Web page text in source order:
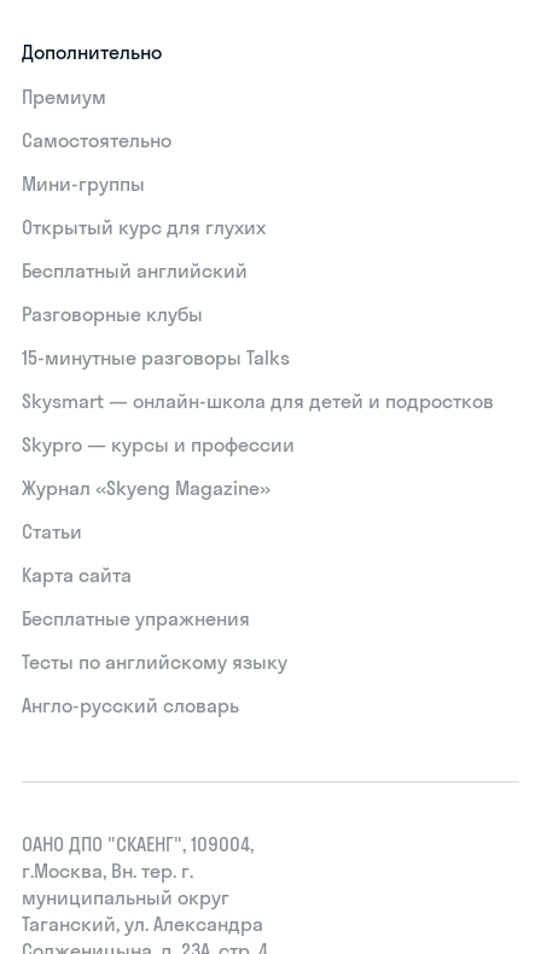
Дополнительно
Премиум
Самостоятельно
Мини-группы
Открытый курс для глухих
Бесплатный английский
Разговорные клубы
15‑минутные разговоры Talks
Skysmart — онлайн-школа для детей и подростков
Skypro — курсы и профессии
Журнал «Skyeng Magazine»
Статьи
Карта сайта
Бесплатные упражнения
Тесты по английскому языку
Англо-русский словарь
ОАНО ДПО "СКАЕНГ", 109004,
г.Москва, Вн. тер. г.
муниципальный округ
Таганский, ул. Александра